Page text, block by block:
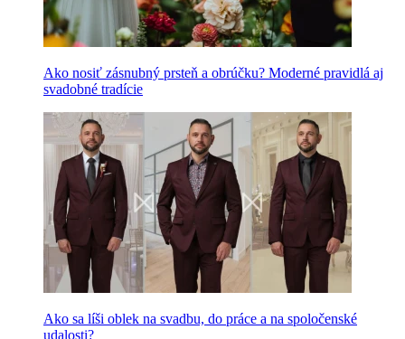
Ako nosiť zásnubný prsteň a obrúčku? Moderné pravidlá aj
svadobné tradície
Ako sa líši oblek na svadbu, do práce a na spoločenské
udalosti?